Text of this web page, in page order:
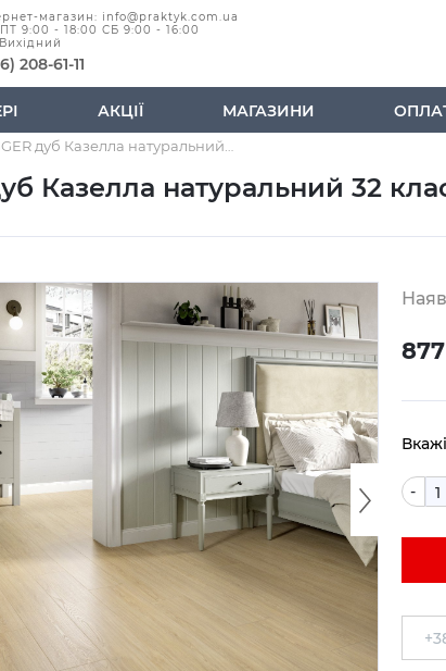
магазин: info@praktyk.com.ua
9:00 - 18:00 СБ 9:00 - 16:00
208-61-11
АКЦІЇ МАГАЗИНИ
Казелла натуральний 32
877
-